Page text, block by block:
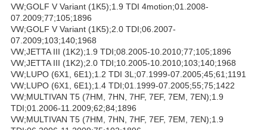
VW;GOLF V Variant (1K5);1.9 TDI 4motion;01.2008-
07.2009;77;105;1896
VW;GOLF V Variant (1K5);2.0 TDI;06.2007-
07.2009;103;140;1968
VW;JETTA III (1K2);1.9 TDI;08.2005-10.2010;77;105;1896
VW;JETTA III (1K2);2.0 TDI;10.2005-10.2010;103;140;1968
VW;LUPO (6X1, 6E1);1.2 TDI 3L;07.1999-07.2005;45;61;1191
VW;LUPO (6X1, 6E1);1.4 TDI;01.1999-07.2005;55;75;1422
VW;MULTIVAN T5 (7HM, 7HN, 7HF, 7EF, 7EM, 7EN);1.9
TDI;01.2006-11.2009;62;84;1896
VW;MULTIVAN T5 (7HM, 7HN, 7HF, 7EF, 7EM, 7EN);1.9